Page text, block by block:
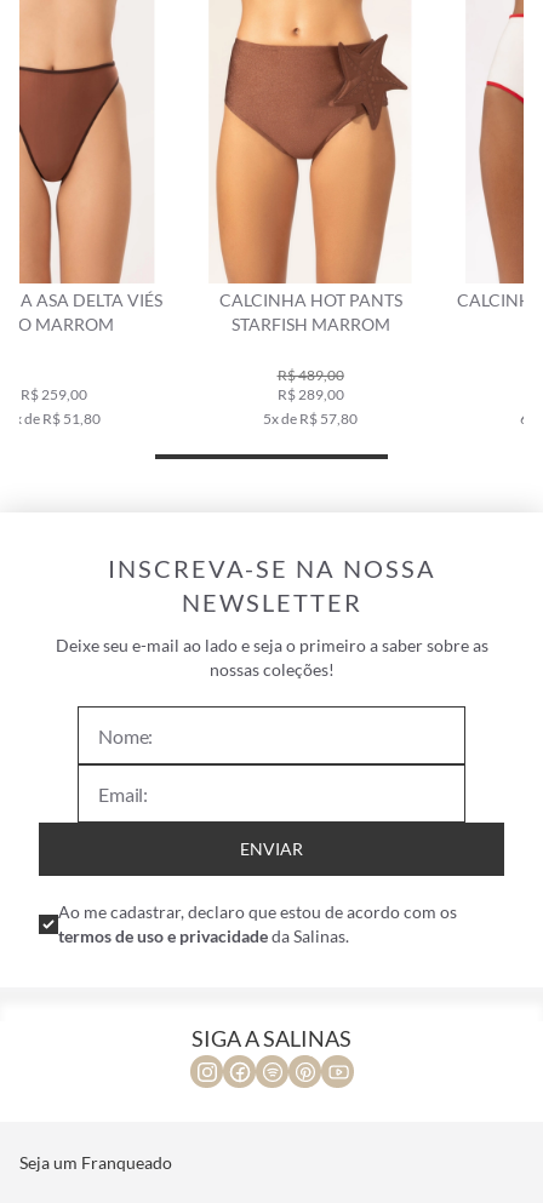
CALCINHA HOT PANTS
STARFISH MARROM
5x de R$ 57,80
CALCINHA HOT PANTS VIÉS
PEROLA
6x de R$ 51,50
INSCREVA-SE NA NOSSA
NEWSLETTER
Deixe seu e-mail ao lado e seja o primeiro a saber sobre as
nossas coleções!
ENVIAR
Ao me cadastrar, declaro que estou de acordo com os
termos de uso e privacidadeda Salinas.
SIGA A SALINAS
Seja um Franqueado